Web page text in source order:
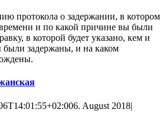
протокола о задержании, в котором
времени и по какой причине вы были
в которой будет указано, кем и
задержаны, и на каком
6. August 2018|